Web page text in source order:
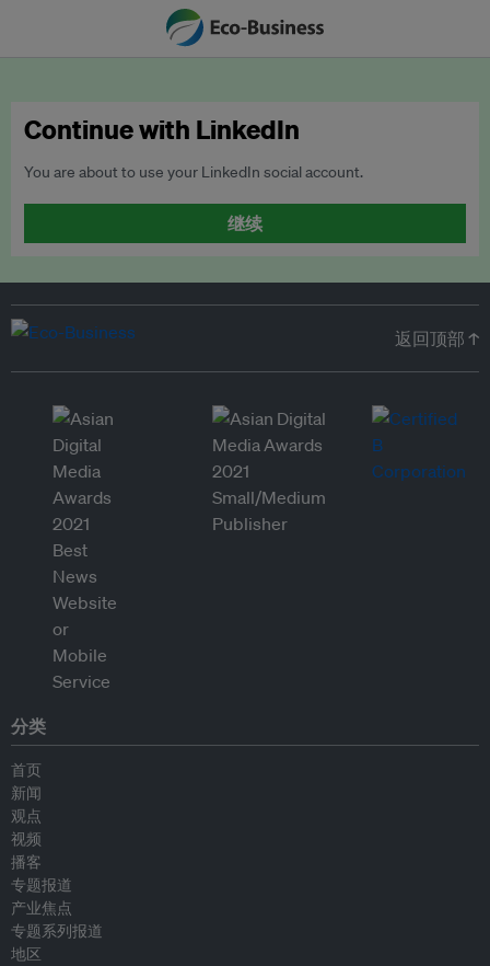
Continue with LinkedIn
You are about to use your LinkedIn social account.
继续
返回顶部 ↑
分类
首页
新闻
观点
视频
播客
专题报道
产业焦点
专题系列报道
地区